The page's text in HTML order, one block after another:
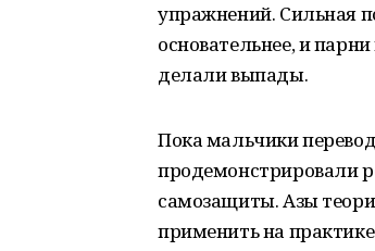
упражнений. Сильная
основательнее, и
делали выпады.
Пока мальчики
продемонстрировали
самозащиты. Азы
применить на